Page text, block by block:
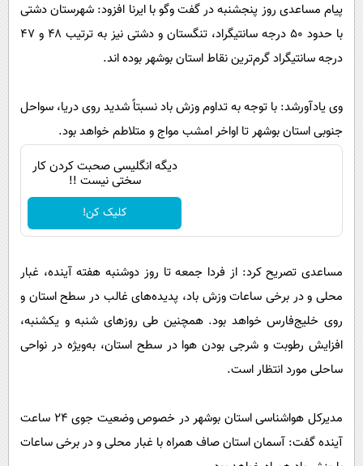
محیط زیست
بین الملل
اجتماعی
حیات وحش
سیاست خارجی
پیام مساعدی روز پنجشنبه در گفت وگو با ایرنا افزود: شهرستان دشتی
با حدود ۵۰ درجه سانتیگراد، تنگستان و دشتی نیز به ترتیب ۴۸ و ۴۷
درجه سانتیگراد گرم‌ترین نقاط استان بوشهر بوده اند.
وی یادآورشد: با توجه به تداوم وزش باد نسبتاً شدید روی دریا، سواحل
جنوبی استان بوشهر تا اواخر امشب مواج و متلاطم خواهد بود.
دیگه انگلیسی صحبت کردن کار
سختی نیست !!
کلیک کن!
مساعدی تصریح کرد: از فردا جمعه تا روز دوشنبه هفته آینده، غبار
محلی و در برخی ساعات وزش باد، پدیده‌های غالب در سطح استان و
روی خلیج‌فارس خواهد بود. همچنین طی روزهای شنبه و یکشنبه،
افزایش رطوبت و شرجی بودن هوا در سطح استان، به‌ویژه در نواحی
ساحلی مورد انتظار است.
مدیرکل هواشناسی استان بوشهر در خصوص وضعیت جوی ۲۴ ساعت
آینده گفت: آسمان استان صاف همراه با غبار محلی و در برخی ساعات